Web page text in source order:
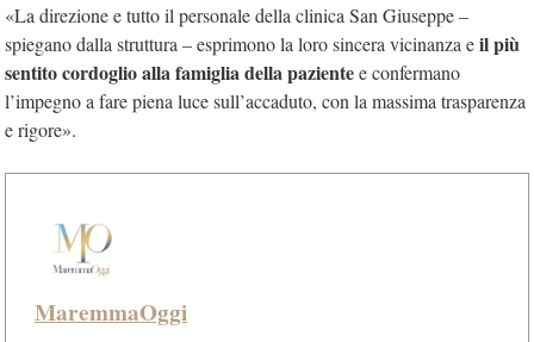
«La direzione e tutto il personale della clinica San Giuseppe –
spiegano dalla struttura – esprimono la loro sincera vicinanza eil più
sentito cordoglio alla famiglia della pazientee confermano
l’impegno a fare piena luce sull’accaduto, con la massima trasparenza
e rigore».
MaremmaOggi